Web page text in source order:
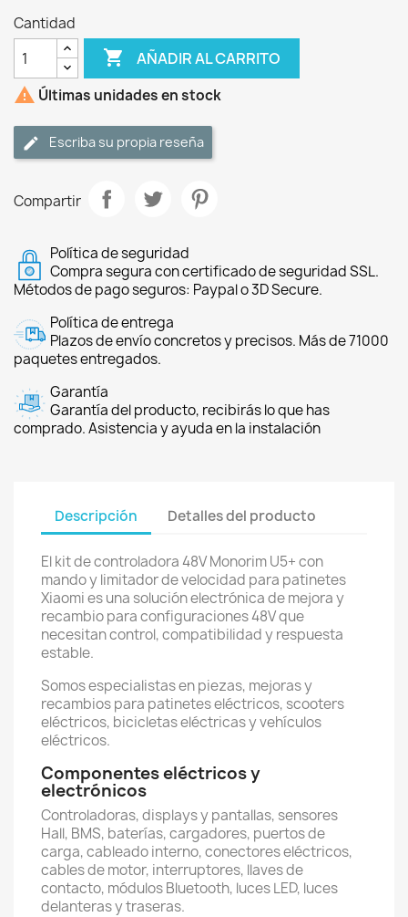
Cantidad
 AÑADIR AL CARRITO
 Últimas unidades en stock
Escriba su propia reseña
Compartir
Política de seguridad
Compra segura con certificado de seguridad SSL.
Métodos de pago seguros: Paypal o 3D Secure.
Política de entrega
Plazos de envío concretos y precisos. Más de 71000
paquetes entregados.
Garantía
Garantía del producto, recibirás lo que has
comprado. Asistencia y ayuda en la instalación
Descripción Detalles del producto
El kit de controladora 48V Monorim U5+ con
mando y limitador de velocidad para patinetes
Xiaomi es una solución electrónica de mejora y
recambio para configuraciones 48V que
necesitan control, compatibilidad y respuesta
estable.
Somos especialistas en piezas, mejoras y
recambios para patinetes eléctricos, scooters
eléctricos, bicicletas eléctricas y vehículos
eléctricos.
Componentes eléctricos y
electrónicos
Controladoras, displays y pantallas, sensores
Hall, BMS, baterías, cargadores, puertos de
carga, cableado interno, conectores eléctricos,
cables de motor, interruptores, llaves de
contacto, módulos Bluetooth, luces LED, luces
delanteras y traseras.